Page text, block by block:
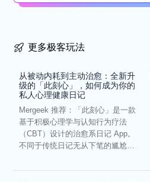
更多极客玩法
从被动内耗到主动治愈：全新升
级的「此刻心」，如何成为你的
私人心理健康日记
Mergeek 推荐：「此刻心」是一款
基于积极心理学与认知行为疗法
（CBT）设计的治愈系日记 App。
不同于传统日记无从下笔的尴尬，